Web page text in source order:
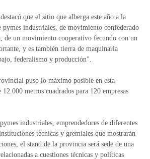
que el sitio que alberga este año a la
pymes industriales, de movimiento confederado
de un movimiento cooperativo fecundo con un
y es también tierra de maquinaria
federalismo y producción".
puso lo máximo posible en esta
metros cuadrados para 120 empresas
industriales, emprendedores de diferentes
técnicas y gremiales que mostrarán
el stand de la provincia será sede de una
a cuestiones técnicas y políticas